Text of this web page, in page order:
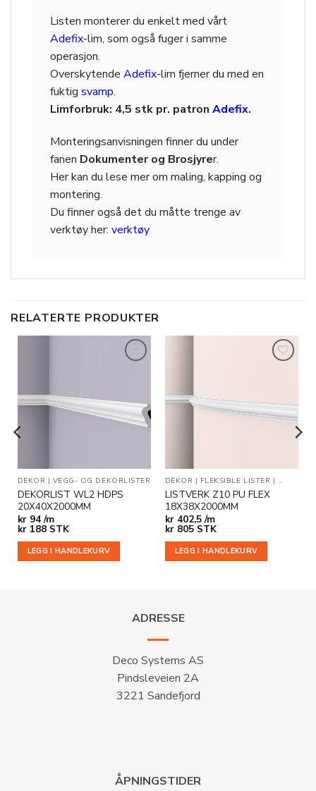
Listen monterer du enkelt med vårt
Adefix-lim, som også fuger i samme
operasjon.
Overskytende Adefix-lim fjerner du med en
fuktig svamp.
Limforbruk: 4,5 stk pr. patron Adefix.
Monteringsanvisningen finner du under
fanen Dokumenter og Brosjyrer.
Her kan du lese mer om maling, kapping og
montering.
Du finner også det du måtte trenge av
verktøy her: verktøy
RELATERTE PRODUKTER
ønskeliste
DEKOR | VEGG- OG DEKORLISTER
DEKORLIST WL2 HDPS
20X40X2000MM
kr94 /m
kr188 STK
LEGG I HANDLEKURV
ønskeliste
DEKOR | FLEKSIBLE LISTER | VEGG-
LISTVERK Z10 PU FLEX
18X38X2000MM
kr402,5 /m
kr805 STK
LEGG I HANDLEKURV
ADRESSE
Deco Systems AS
Pindsleveien 2A
3221 Sandefjord
ÅPNINGSTIDER